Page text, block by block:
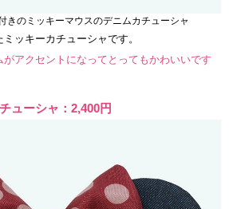
きのミッキーマウスのデニムカチューシャ
ッキーカチューシャです。
アクセントになってとってもかわいいです
ューシャ：2,400円